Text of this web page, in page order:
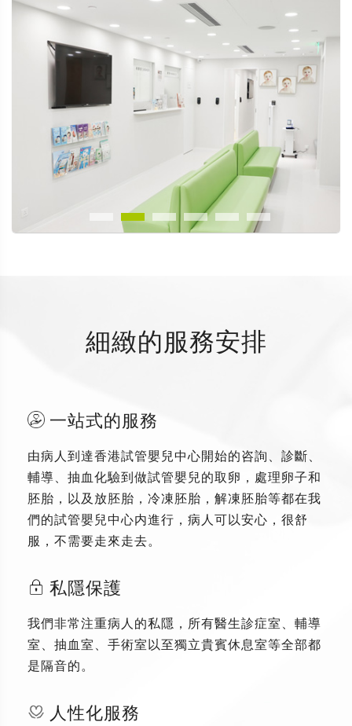
細緻的服務安排
一站式的服務
由病人到達香港試管嬰兒中心開始的咨詢、診斷、
輔導、抽血化驗到做試管嬰兒的取卵，處理卵子和
胚胎，以及放胚胎，冷凍胚胎，解凍胚胎等都在我
們的試管嬰兒中心内進行，病人可以安心，很舒
服，不需要走來走去。
私隱保護
我們非常注重病人的私隱，所有醫生診症室、輔導
室、抽血室、手術室以至獨立貴賓休息室等全部都
是隔音的。
人性化服務